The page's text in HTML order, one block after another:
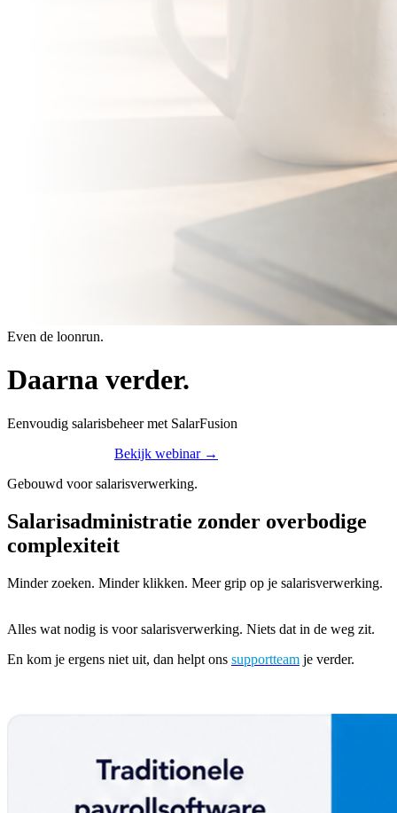
Even de loonrun.
Daarna verder.
Eenvoudig salarisbeheer met SalarFusion
Bekijk webinar →
Gebouwd voor salarisverwerking.
Salarisadministratie zonder overbodige
complexiteit
Minder zoeken. Minder klikken. Meer grip op je salarisverwerking.
Alles wat nodig is voor salarisverwerking. Niets dat in de weg zit.
En kom je ergens niet uit, dan helpt ons supportteam je verder.